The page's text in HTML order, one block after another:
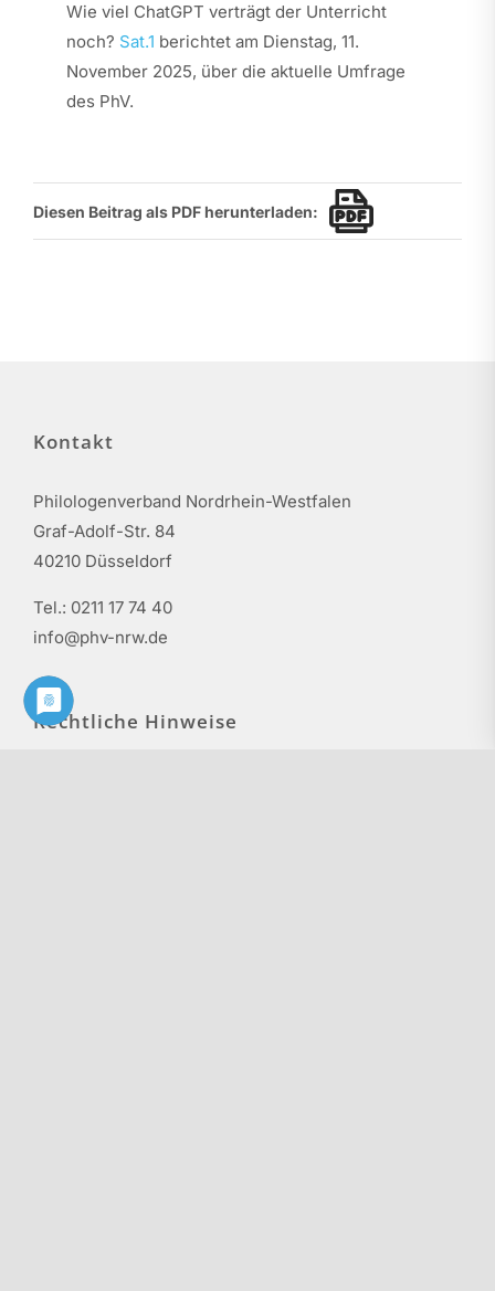
Wie viel ChatGPT verträgt der Unterricht
noch? Sat.1 berichtet am Dienstag, 11.
November 2025, über die aktuelle Umfrage
des PhV.
Diesen Beitrag als PDF herunterladen:
Kontakt
Philologenverband Nordrhein-Westfalen
Graf-Adolf-Str. 84
40210 Düsseldorf
Tel.: 0211 17 74 40
info@phv-nrw.de
Rechtliche Hinweise